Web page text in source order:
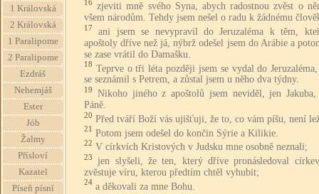
1 Královská
2 Královská
1 Paralipome
2 Paralipome
Ezdráš
Nehemjáš
Ester
Jób
Žalmy
Přísloví
Kazatel
Píseň písní
16
zjeviti mně svého Syna, abych radostnou zvěst o
všem národům. Tehdy jsem nešel o radu k žádnému
17
ani jsem se nevypravil do Jeruzaléma k těm,
apoštoly dříve než já, nýbrž odešel jsem do Arábie a
se zase vrátil do Damašku.
18 Teprve o tři léta později jsem se vydal do
se seznámil s Petrem, a zůstal jsem u něho dva týdny.
19
Nikoho jiného z apoštolů jsem neviděl, jen Jakuba,
Páně.
20 Před tváří Boží vás ujišťuji, že to, co vám píšu, není
21 Potom jsem odešel do končin Sýrie a Kilikie.
22 V církvích Kristových v Judsku mne osobně neznali;
23
jen slyšeli, že ten, který dříve pronásledoval
zvěstuje víru, kterou předtím chtěl vyhubit;
24 a děkovali za mne Bohu.